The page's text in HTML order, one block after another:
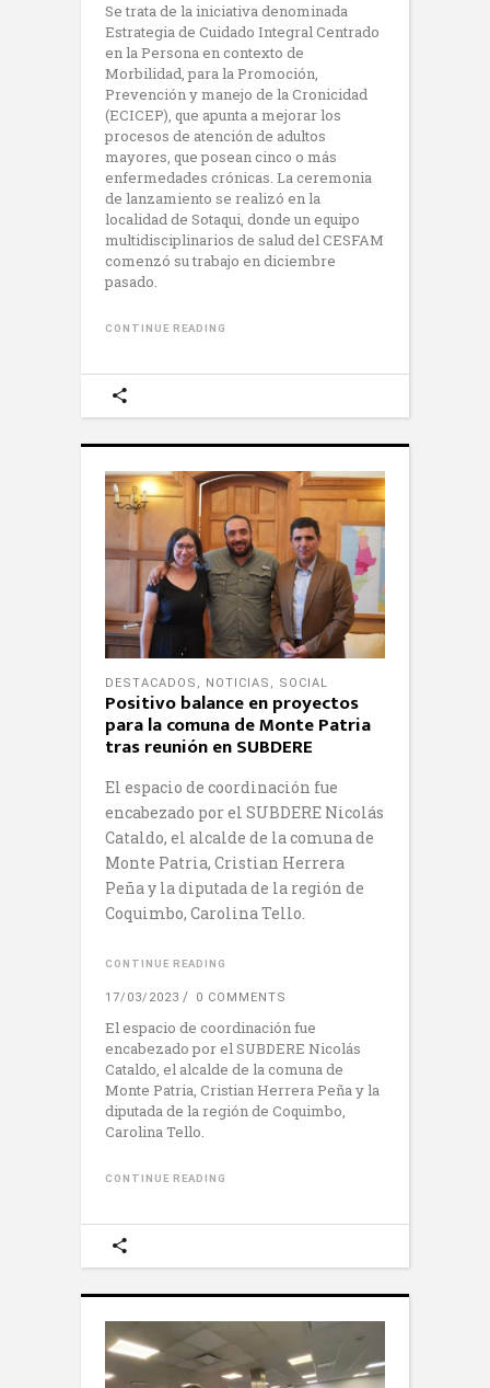
Se trata de la iniciativa denominada
Estrategia de Cuidado Integral Centrado
en la Persona en contexto de
Morbilidad, para la Promoción,
Prevención y manejo de la Cronicidad
(ECICEP), que apunta a mejorar los
procesos de atención de adultos
mayores, que posean cinco o más
enfermedades crónicas. La ceremonia
de lanzamiento se realizó en la
localidad de Sotaqui, donde un equipo
multidisciplinarios de salud del CESFAM
comenzó su trabajo en diciembre
pasado.
CONTINUE READING
DESTACADOS , NOTICIAS , SOCIAL
Positivo balance en proyectos
para la comuna de Monte Patria
tras reunión en SUBDERE
El espacio de coordinación fue
encabezado por el SUBDERE Nicolás
Cataldo, el alcalde de la comuna de
Monte Patria, Cristian Herrera
Peña y la diputada de la región de
Coquimbo, Carolina Tello.
CONTINUE READING
17/03/2023 0 COMMENTS
El espacio de coordinación fue
encabezado por el SUBDERE Nicolás
Cataldo, el alcalde de la comuna de
Monte Patria, Cristian Herrera Peña y la
diputada de la región de Coquimbo,
Carolina Tello.
CONTINUE READING